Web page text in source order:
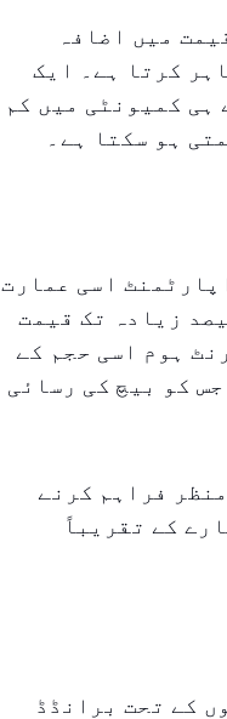
سالانہ قیمت میں اضافہ
کرتا ہے۔ ایک
ہی کمیونٹی میں کم
اسی عمارت
یا بغیر سمندر کے نظارے والے یونٹ سے ۲۵ فیصد زیادہ تک قیمت
ہوم اسی حجم کے
ہے جس کو بیچ کی رسائی
فراہم کرنے
کے تقریباً
کے تحت برانڈڈ